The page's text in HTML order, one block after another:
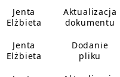
Jenta
Elżbieta
Aktualizacja
dokumentu
Jenta
Elżbieta
Dodanie
pliku